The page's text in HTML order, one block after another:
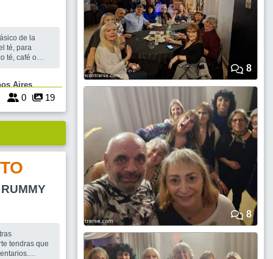
de la
té, para
té, café o
del Hotel
famoso p
Aires
0 19
tendras que
8
8